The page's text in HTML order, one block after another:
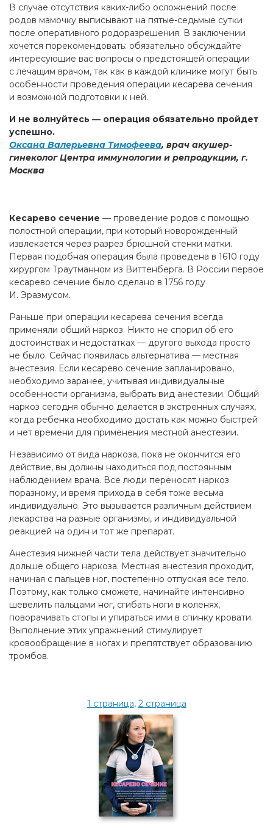
В случае отсутствия каких-либо осложнений после
родов мамочку выписывают на пятые-седьмые сутки
после оперативного родоразрешения. В заключении
хочется порекомендовать: обязательно обсуждайте
интересующие вас вопросы о предстоящей операции
с лечащим врачом, так как в каждой клинике могут быть
особенности проведения операции кесарева сечения
и возможной подготовки к ней.
И не волнуйтесь — операция обязательно пройдет
успешно.
Оксана Валерьевна Тимофеева, врач акушер-
гинеколог Центра иммунологии и репродукции, г.
Москва
Кесарево сечение — проведение родов с помощью
полостной операции, при который новорожденный
извлекается через разрез брюшной стенки матки.
Первая подобная операция была проведена в 1610 году
хирургом Траутманном из Виттенберга. В России первое
кесарево сечение было сделано в 1756 году
И. Эразмусом.
Раньше при операции кесарева сечения всегда
применяли общий наркоз. Никто не спорил об его
достоинствах и недостатках — другого выхода просто
не было. Сейчас появилась альтернатива — местная
анестезия. Если кесарево сечение запланировано,
необходимо заранее, учитывая индивидуальные
особенности организма, выбрать вид анестезии. Общий
наркоз сегодня обычно делается в экстренных случаях,
когда ребенка необходимо достать как можно быстрей
и нет времени для применения местной анестезии.
Независимо от вида наркоза, пока не окончится его
действие, вы должны находиться под постоянным
наблюдением врача. Все люди переносят наркоз
поразному, и время прихода в себя тоже весьма
индивидуально. Это вызывается различным действием
лекарства на разные организмы, и индивидуальной
реакцией на один и тот же препарат.
Анестезия нижней части тела действует значительно
дольше общего наркоза. Местная анестезия проходит,
начиная с пальцев ног, постепенно отпуская все тело.
Поэтому, как только сможете, начинайте интенсивно
шевелить пальцами ног, сгибать ноги в коленях,
поворачивать стопы и упираться ими в спинку кровати.
Выполнение этих упражнений стимулирует
кровообращение в ногах и препятствует образованию
тромбов.
1 страница, 2 страница